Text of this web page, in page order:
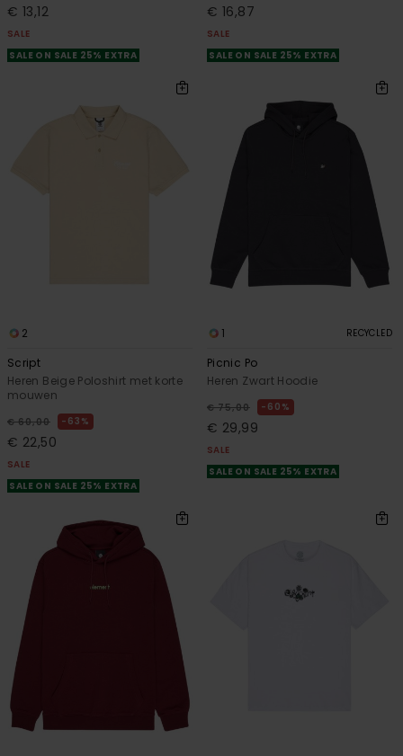
€ 13,12
SALE
SALE ON SALE 25% EXTRA
€ 16,87
SALE
SALE ON SALE 25% EXTRA
2
Script
Heren Beige Poloshirt met korte
mouwen
€ 60,00 63%
€ 22,50
SALE
SALE ON SALE 25% EXTRA
1 RECYCLED
Picnic Po
Heren Zwart Hoodie
€ 75,00 60%
€ 29,99
SALE
SALE ON SALE 25% EXTRA